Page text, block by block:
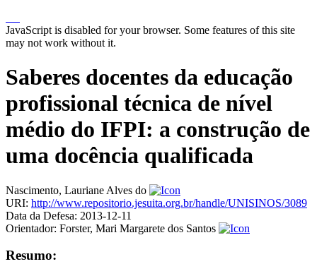
JavaScript is disabled for your browser. Some features of this site
may not work without it.
Saberes docentes da educação
profissional técnica de nível
médio do IFPI: a construção de
uma docência qualificada
Nascimento, Lauriane Alves do
URI: http://www.repositorio.jesuita.org.br/handle/UNISINOS/3089
Data da Defesa: 2013-12-11
Orientador: Forster, Mari Margarete dos Santos
Resumo: